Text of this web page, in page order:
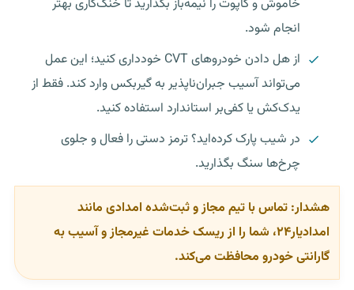
خاموش و کاپوت را نیمه‌باز بگذارید تا خنک‌کاری بهتر
انجام شود.
از هل دادن خودروهای CVT خودداری کنید؛ این عمل
می‌تواند آسیب جبران‌ناپذیر به گیربکس وارد کند. فقط از
یدک‌کش یا کفی‌بر استاندارد استفاده کنید.
در شیب پارک کرده‌اید؟ ترمز دستی را فعال و جلوی
چرخ‌ها سنگ بگذارید.
هشدار: تماس با تیم مجاز و ثبت‌شده امدادی مانند
امدادیار۲۴، شما را از ریسک خدمات غیرمجاز و آسیب به
گارانتی خودرو محافظت می‌کند.